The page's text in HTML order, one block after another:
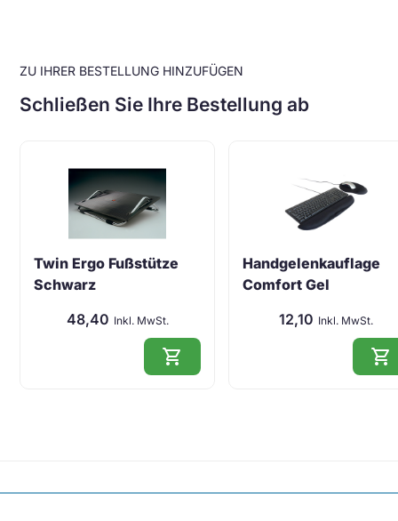
ZU IHRER BESTELLUNG HINZUFÜGEN
Schließen Sie Ihre Bestellung ab
Twin Ergo Fußstütze
Schwarz
48,40 Inkl. MwSt.
shopping_cart
Handgelenkauflage
Comfort Gel
12,10 Inkl. MwSt.
shopping_cart